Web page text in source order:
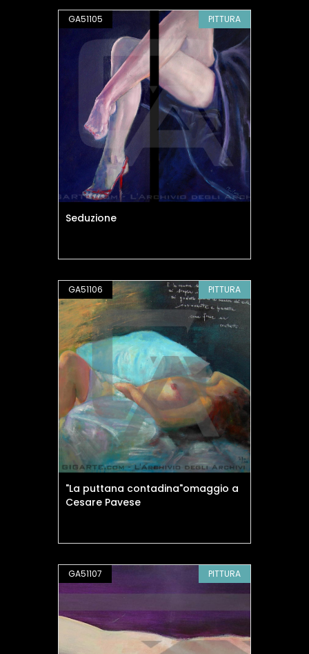
GA51105 PITTURA
Seduzione
GA51106 PITTURA
"La puttana contadina"omaggio a
Cesare Pavese
GA51107 PITTURA